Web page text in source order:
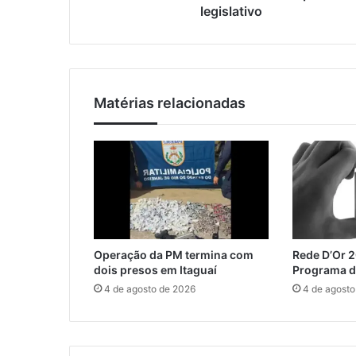
a
g
p
a
r
a
n
a
C
m
legislativo
Matérias relacionadas
Operação da PM termina com
dois presos em Itaguaí
4 de agosto de 2026
Rede D’Or
Programa
4 de